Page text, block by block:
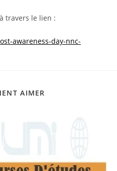
travers le lien :
awareness-day-nnc-
AIMER